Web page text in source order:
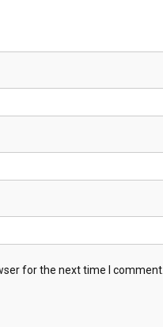
for the next time I comment.